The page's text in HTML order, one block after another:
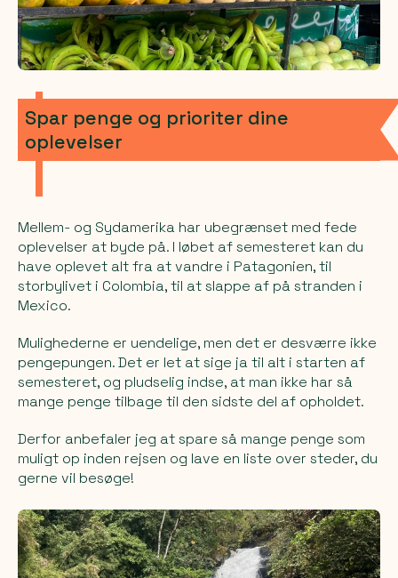
Spar penge og prioriter dine
oplevelser
Mellem- og Sydamerika har ubegrænset med fede
oplevelser at byde på. I løbet af semesteret kan du
have oplevet alt fra at vandre i Patagonien, til
storbylivet i Colombia, til at slappe af på stranden i
Mexico.
Mulighederne er uendelige, men det er desværre ikke
pengepungen. Det er let at sige ja til alt i starten af
semesteret, og pludselig indse, at man ikke har så
mange penge tilbage til den sidste del af opholdet.
Derfor anbefaler jeg at spare så mange penge som
muligt op inden rejsen og lave en liste over steder, du
gerne vil besøge!